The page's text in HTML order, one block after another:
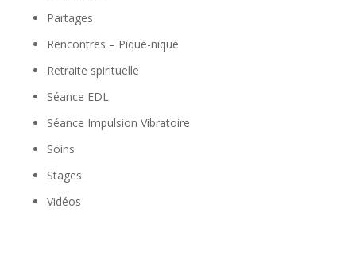
Partages
Rencontres – Pique-nique
Retraite spirituelle
Séance EDL
Séance Impulsion Vibratoire
Soins
Stages
Vidéos